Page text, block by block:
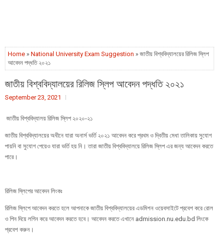
Home » National University Exam Suggestion » জাতীয় বিশ্ববিদ্যালয়ের রিলিজ স্লিপ
আবেদন পদ্ধতি ২০২১
জাতীয় বিশ্ববিদ্যালয়ের রিলিজ স্লিপ আবেদন পদ্ধতি ২০২১
September 23, 2021
জাতীয় বিশ্ববিদ্যালয় রিলিজ স্লিপ ২০২০-২১
জাতীয় বিশ্ববিদ্যালয়ের অধীনে যারা অনার্স ভর্তি ২০২১ আবেদন করে প্রথম ও দ্বিতীয় মেধা তালিকায় সুযোগ
পায়নি বা সুযোগ পেয়েও যারা ভর্তি হয় নি। তারা জাতীয় বিশ্ববিদ্যালয়ে রিলিজ স্লিপ এর জন্য আবেদন করতে
পারে।
রিলিজ স্লিপের আবেদন লিংকঃ
রিলিজ স্লিপে আবেদন করতে হলে আপনাকে জাতীয় বিশ্ববিদ্যালয়ের এডমিশন ওয়েবসাইটে প্রবেশ করে রোল
ও পিন দিয়ে লগিন করে আবেদন করতে হবে। আবেদন করতে এখানে admission.nu.edu.bd লিংকে
প্রবেশ করুন।